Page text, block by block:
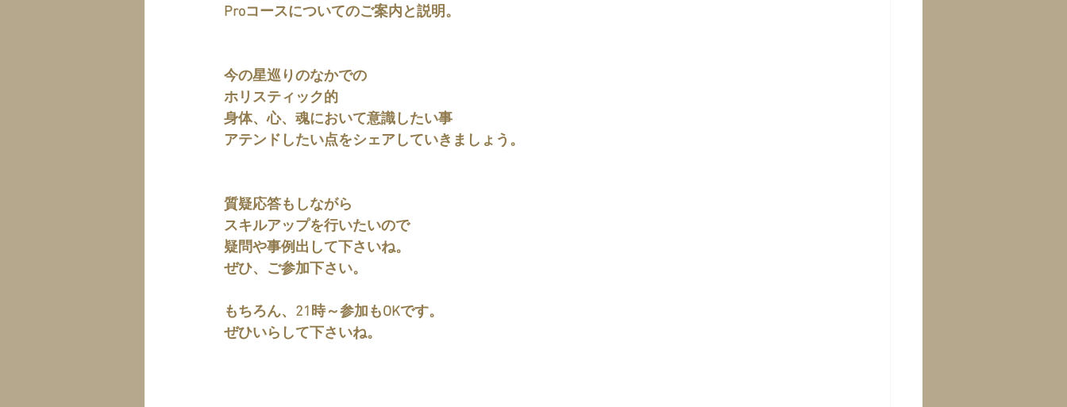
Proコースについてのご案内と説明。
今の星巡りのなかでの
ホリスティック的
身体、心、魂において意識したい事
アテンドしたい点をシェアしていきましょう。
質疑応答もしながら
スキルアップを行いたいので
疑問や事例出して下さいね。
ぜひ、ご参加下さい。
もちろん、21時～参加もOKです。
ぜひいらして下さいね。